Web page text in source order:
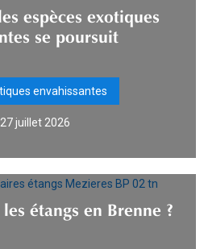
espèces exotiques
se poursuit
envahissantes
juillet 2026
étangs en Brenne ?